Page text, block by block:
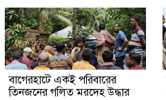
‎বাগেরহাটে একই পরিবারের
তিনজনের গলিত মরদেহ উদ্ধার